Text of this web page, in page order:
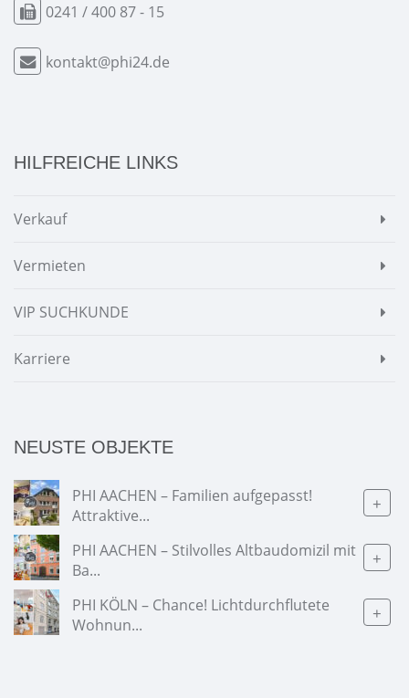
0241 / 400 87 - 15
kontakt@phi24.de
HILFREICHE LINKS
Verkauf
Vermieten
VIP SUCHKUNDE
Karriere
NEUSTE OBJEKTE
PHI AACHEN – Familien aufgepasst!
Attraktive...
+
PHI AACHEN – Stilvolles Altbaudomizil mit
Ba...
+
PHI KÖLN – Chance! Lichtdurchflutete
Wohnun...
+